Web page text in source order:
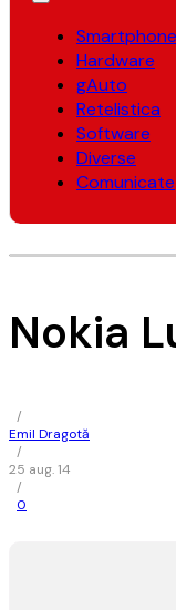
Smartphone
Hardware
gAuto
Retelistica
Software
Diverse
Comunicate
Nokia
/
Emil Dragotă
/
25 aug. 14
/
0